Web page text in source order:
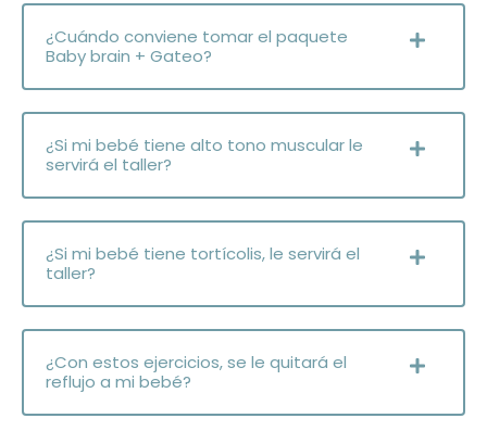
¿Cuándo conviene tomar el paquete
Baby brain + Gateo?
¿Si mi bebé tiene alto tono muscular le
servirá el taller?
¿Si mi bebé tiene tortícolis, le servirá el
taller?
¿Con estos ejercicios, se le quitará el
reflujo a mi bebé?